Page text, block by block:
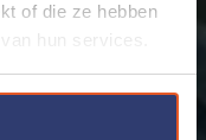
of die ze hebben
hun services.